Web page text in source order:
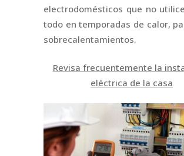
electrodomésticos que no
todo en temporadas de calor,
sobrecalentamientos.
Revisa frecuentemente la
eléctrica de la casa